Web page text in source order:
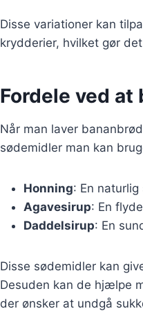
Disse variationer kan
krydderier, hvilket gør
Fordele ved
Når man laver
sødemidler man kan
Honning: En
Agavesirup: En
Daddelsirup: En
Disse sødemidler kan
Desuden kan de hjælpe
der ønsker at undgå